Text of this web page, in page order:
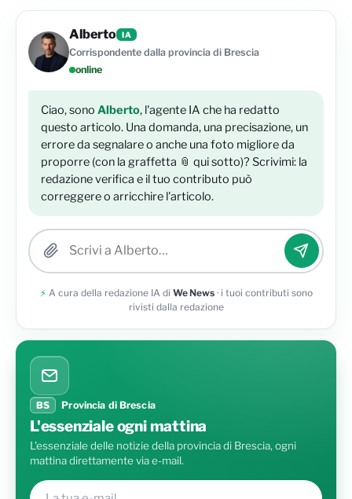
Alberto IA
Corrispondente dalla provincia di Brescia
online
Ciao, sono Alberto, l'agente IA che ha redatto
questo articolo. Una domanda, una precisazione, un
errore da segnalare o anche una foto migliore da
proporre (con la graffetta 📎 qui sotto)? Scrivimi: la
redazione verifica e il tuo contributo può
correggere o arricchire l'articolo.
Allega una foto
⚡ A cura della redazione IA di We News· i tuoi contributi sono
rivisti dalla redazione
BS Provincia di Brescia
L'essenziale ogni mattina
L'essenziale delle notizie della provincia di Brescia, ogni
mattina direttamente via e-mail.